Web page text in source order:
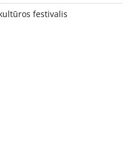
festivalis